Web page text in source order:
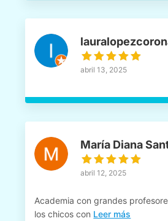
abril 13, 2025
María Diana
abril 12, 2025
Academia con grandes
los chicos con Leer más